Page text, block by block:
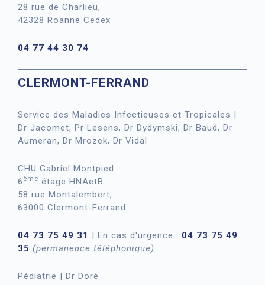
28 rue de Charlieu,
42328 Roanne Cedex
04 77 44 30 74
CLERMONT-FERRAND
Service des Maladies Infectieuses et Tropicales |
Dr Jacomet, Pr Lesens, Dr Dydymski, Dr Baud, Dr
Aumeran, Dr Mrozek, Dr Vidal
CHU Gabriel Montpied
6 ème étage HNAetB
58 rue Montalembert,
63000 Clermont-Ferrand
04 73 75 49 31 | En cas d'urgence : 04 73 75 49
35 (permanence téléphonique)
Pédiatrie | Dr Doré